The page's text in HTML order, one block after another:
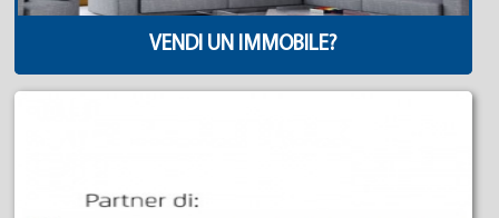
VENDI UN IMMOBILE?